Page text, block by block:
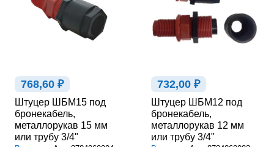
768,60 ₽
Штуцер ШБМ15 под
бронекабель,
металлорукав 15 мм
или трубу 3/4"
732,00 ₽
Штуцер ШБМ12 под
бронекабель,
металлорукав 12 мм
или трубу 3/4"